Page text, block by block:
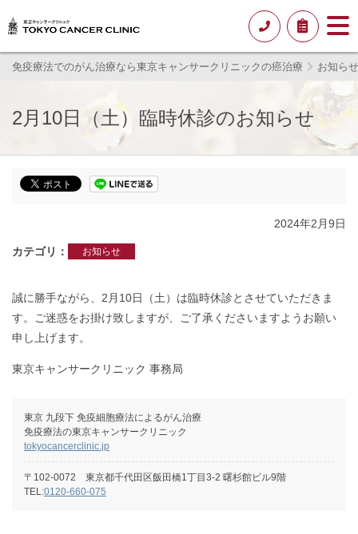
免疫療法でのがん治療なら東京キャンサークリニックの癌治療 お知らせ
2月10日（土）臨時休診のお知らせ
2024年2月9日
カテゴリ お知らせ
誠に勝手ながら、2月10日（土）は臨時休診とさせていただきま
す。ご迷惑をお掛け致しますが、ご了承くださいますようお願い
申し上げます。
東京キャンサークリニック 事務局
東京 九段下 免疫細胞療法によるがん治療
免疫療法の東京キャンサークリニック
tokyocancerclinic.jp
〒102-0072 東京都千代田区飯田橋1丁目3-2 曙杉館ビル9階
TEL:0120-660-075